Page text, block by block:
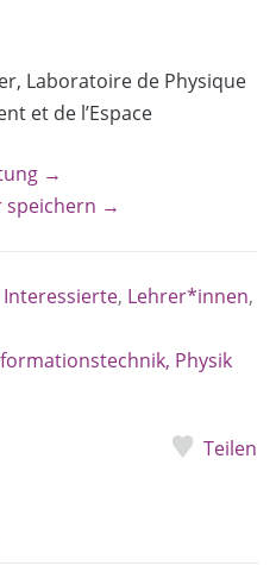
Laboratoire de Physique
et de l’Espace
→
speichern →
Interessierte, Lehrer*innen,
Physik
Teilen